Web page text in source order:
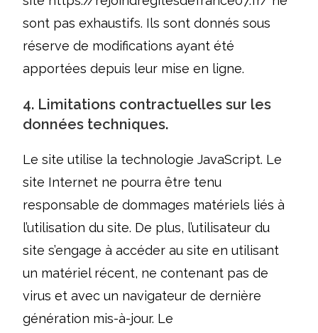
sont pas exhaustifs. Ils sont donnés sous
réserve de modifications ayant été
apportées depuis leur mise en ligne.
4. Limitations contractuelles sur les
données techniques.
Le site utilise la technologie JavaScript. Le
site Internet ne pourra être tenu
responsable de dommages matériels liés à
l’utilisation du site. De plus, l’utilisateur du
site s’engage à accéder au site en utilisant
un matériel récent, ne contenant pas de
virus et avec un navigateur de dernière
génération mis-à-jour. Le